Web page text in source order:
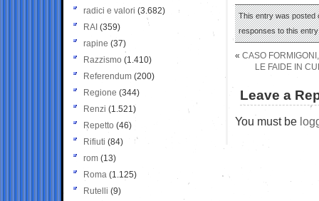
This entry was posted
responses to this
« CASO
LE FAIDE IN
Leave a
You must be
radici e valori (3.682)
RAI (359)
rapine (37)
Razzismo (1.410)
Referendum (200)
Regione (344)
Renzi (1.521)
Repetto (46)
Rifiuti (84)
rom (13)
Roma (1.125)
Rutelli (9)